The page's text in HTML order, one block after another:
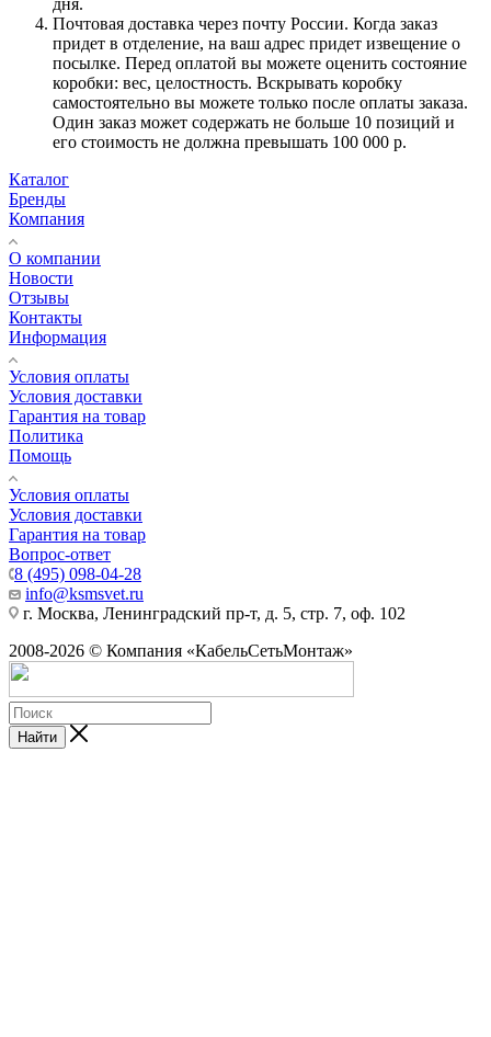
Почтовая доставка через почту России. Когда заказ
придет в отделение, на ваш адрес придет извещение о
посылке. Перед оплатой вы можете оценить состояние
коробки: вес, целостность. Вскрывать коробку
самостоятельно вы можете только после оплаты заказа.
Один заказ может содержать не больше 10 позиций и
его стоимость не должна превышать 100 000 р.
Каталог
Бренды
Компания
О компании
Новости
Отзывы
Контакты
Информация
Условия оплаты
Условия доставки
Гарантия на товар
Политика
Помощь
Условия оплаты
Условия доставки
Гарантия на товар
Вопрос-ответ
8 (495) 098-04-28
info@ksmsvet.ru
г. Москва, Ленинградский пр-т, д. 5, стр. 7, оф. 102
2008-2026 © Компания «КабельСетьМонтаж»
Найти